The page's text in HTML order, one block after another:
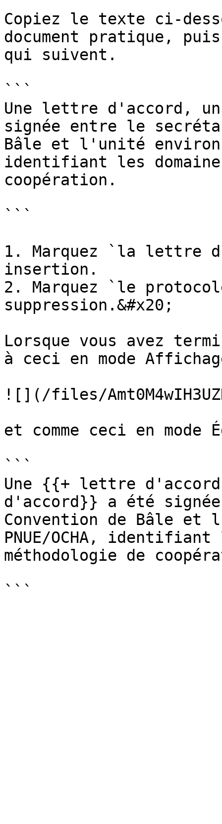
Copiez le texte ci-
document pratique,
qui suivent.
```
Une lettre d'accord, un
signée entre le
Bâle et l'unité
identifiant les
coopération.
```
1. Marquez `la lettre
insertion.
2. Marquez `le
suppression.&#x20;
Lorsque vous avez
à ceci en mode
![](/files/
et comme ceci en
```
Une {{+ lettre
d'accord}} a été
Convention de Bâle et
PNUE/OCHA,
méthodologie de